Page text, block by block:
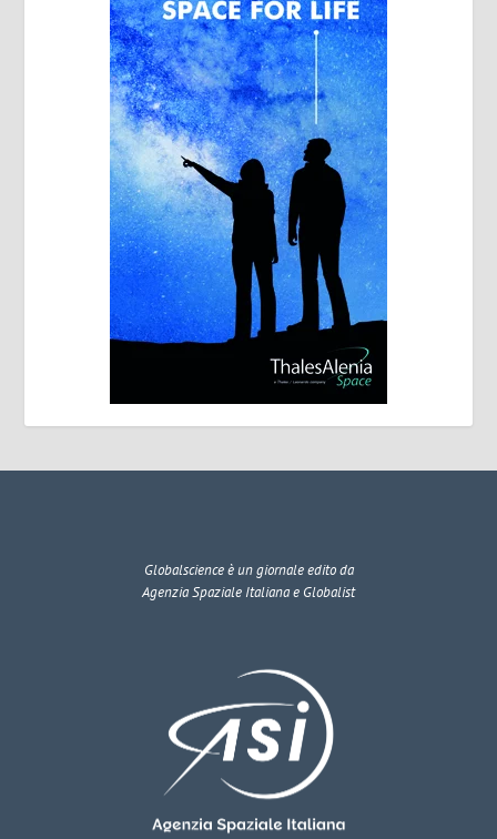
Globalscienceè un giornale edito da
Agenzia Spaziale Italiana e Globalist